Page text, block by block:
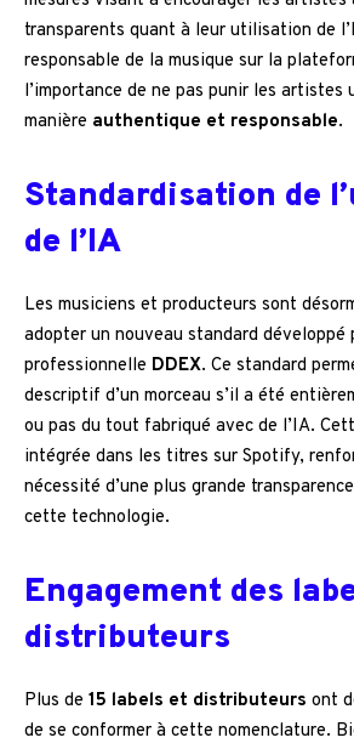
transparents quant à leur utilisation de
responsable de la musique sur la
l’importance de ne pas punir les artistes
manière authentique et responsable.
Standardisation de
de l’IA
Les musiciens et producteurs sont
adopter un nouveau standard développé
professionnelle DDEX. Ce standard
descriptif d’un morceau s’il a été
ou pas du tout fabriqué avec de l’IA.
intégrée dans les titres sur Spotify,
nécessité d’une plus grande
cette technologie.
Engagement des
distributeurs
Plus de 15 labels et distributeurs ont
de se conformer à cette nomenclature.